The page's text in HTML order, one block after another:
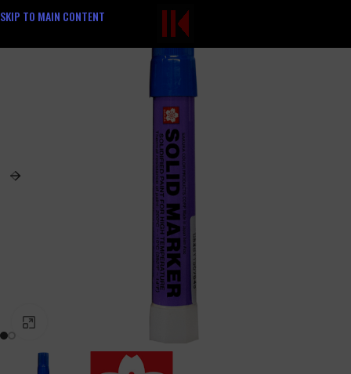
SKIP TO MAIN CONTENT